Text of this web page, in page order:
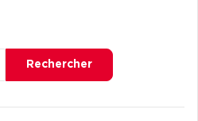
Rechercher